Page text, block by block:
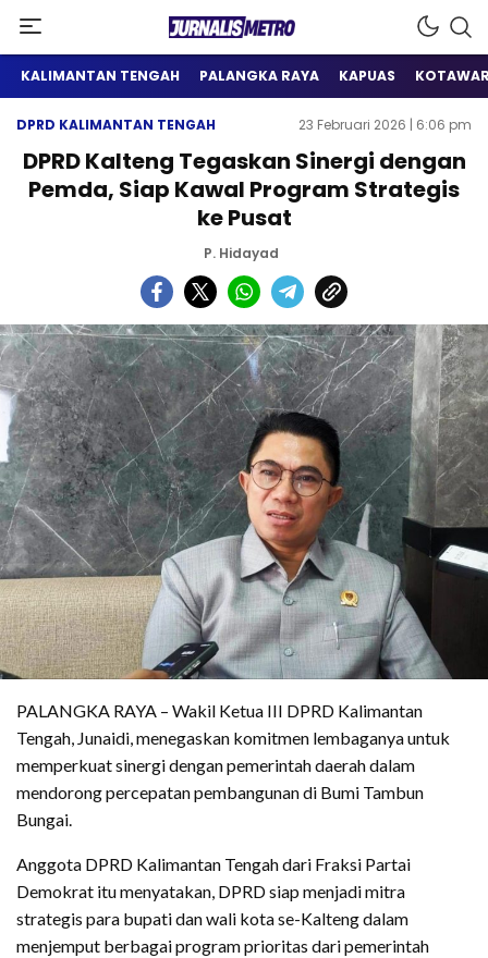
Jurnalis Metro
Satu Wadah Informasi
KALIMANTAN TENGAH PALANGKA RAYA KAPUAS
DPRD KALIMANTAN TENGAH 23 Februari 2026 | 6:06 pm
DPRD Kalteng Tegaskan Sinergi dengan
Pemda, Siap Kawal Program Strategis
ke Pusat
P. Hidayad
PALANGKA RAYA – Wakil Ketua III DPRD Kalimantan
Tengah, Junaidi, menegaskan komitmen lembaganya untuk
memperkuat sinergi dengan pemerintah daerah dalam
mendorong percepatan pembangunan di Bumi Tambun
Bungai.
Anggota DPRD Kalimantan Tengah dari Fraksi Partai
Demokrat itu menyatakan, DPRD siap menjadi mitra
strategis para bupati dan wali kota se-Kalteng dalam
menjemput berbagai program prioritas dari pemerintah